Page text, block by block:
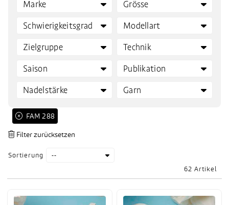
 FAM 288
Sortierung
62 Artikel